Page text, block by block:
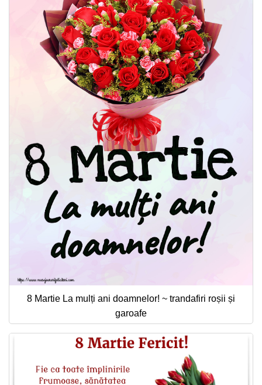
8 Martie La mulți ani doamnelor! ~ trandafiri roșii și
garoafe